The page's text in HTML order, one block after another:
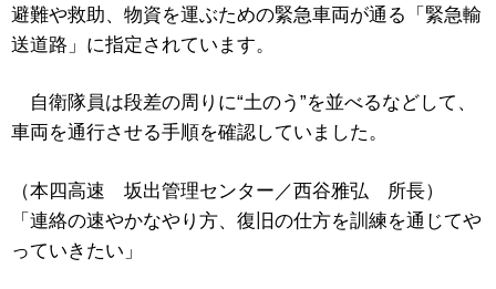
避難や救助、物資を運ぶための緊急車両が通る「緊急輸
送道路」に指定されています。
自衛隊員は段差の周りに“土のう”を並べるなどして、
車両を通行させる手順を確認していました。
（本四高速 坂出管理センター／西谷雅弘 所長）
「連絡の速やかなやり方、復旧の仕方を訓練を通じてや
っていきたい」